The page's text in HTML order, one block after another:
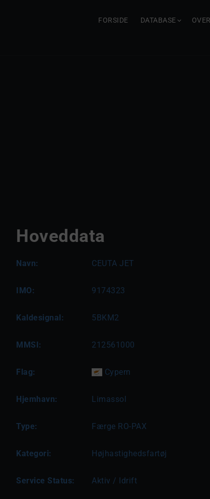
FORSIDE DATABASE
Hoveddata
Navn: CEUTA JET
IMO: 9174323
Kaldesignal: 5BKM2
MMSI: 212561000
Flag: Cypern
Hjemhavn: Limassol
Type: Færge RO-PAX
Kategori: Højhastighedsfartøj
Service Status: Aktiv / Idrift